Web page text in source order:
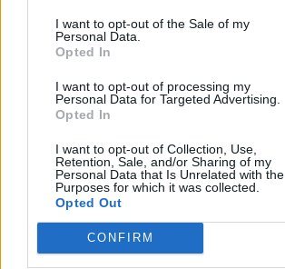
I want to opt-out of the Sale of my
Personal Data.
Opted In
I want to opt-out of processing my
Personal Data for Targeted Advertising.
Opted In
I want to opt-out of Collection, Use,
Retention, Sale, and/or Sharing of my
Personal Data that Is Unrelated with the
Purposes for which it was collected.
Opted Out
CONFIRM
Lleidaa 138,21 kilómetros
Zaragozaa 163,43
Huescaa 197,51
kilómetros
Barcelonaa 199,31
kilómetros
Cuencaa 199,69
kilómetros
Palma de Mallorcaa